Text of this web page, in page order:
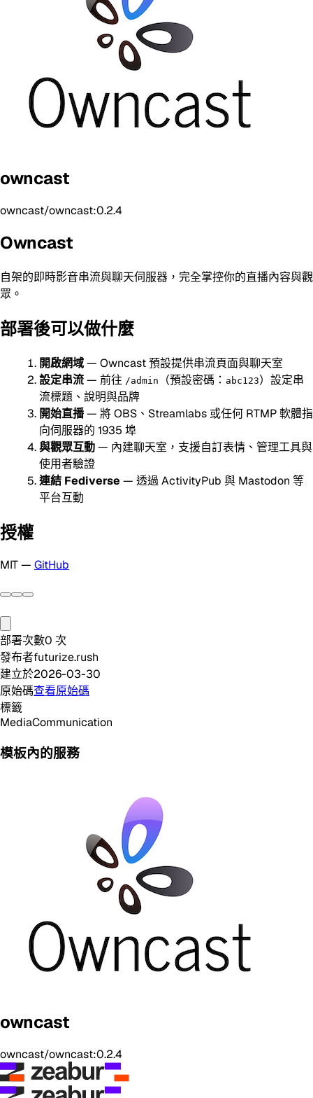
owncast
owncast/owncast:0.2.4
Owncast
自架的即時影音串流與聊天伺服器，完全掌控你的直播內容與觀
眾。
部署後可以做什麼
開啟網域— Owncast 預設提供串流頁面與聊天室
設定串流— 前往 /admin （預設密碼： abc123）設定串
流標題、說明與品牌
開始直播— 將 OBS、Streamlabs 或任何 RTMP 軟體指
向伺服器的 1935 埠
與觀眾互動— 內建聊天室，支援自訂表情、管理工具與
使用者驗證
連結 Fediverse — 透過 ActivityPub 與 Mastodon 等
平台互動
授權
MIT — GitHub
部署次數0 次
發布者futurize.rush
建立於2026-03-30
原始碼查看原始碼
標籤
MediaCommunication
模板內的服務
owncast
owncast/owncast:0.2.4